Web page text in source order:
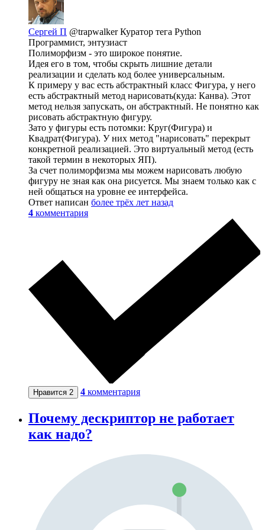
Сергей П @trapwalkerКуратор тега Python
Программист, энтузиаст
Полиморфизм - это широкое понятие.
Идея его в том, чтобы скрыть лишние детали
реализации и сделать код более универсальным.
К примеру у вас есть абстрактный класс Фигура, у него
есть абстрактный метод нарисовать(куда: Канва). Этот
метод нельзя запускать, он абстрактный. Не понятно как
рисовать абстрактную фигуру.
Зато у фигуры есть потомки: Круг(Фигура) и
Квадрат(Фигура). У них метод "нарисовать" перекрыт
конкретной реализацией. Это виртуальный метод (есть
такой термин в некоторых ЯП).
За счет полиморфизма мы можем нарисовать любую
фигуру не зная как она рисуется. Мы знаем только как с
ней общаться на уровне ее интерфейса.
Ответ написан более трёх лет назад
4 комментария
Нравится 2 4 комментария
Почему дескриптор не работает
как надо?